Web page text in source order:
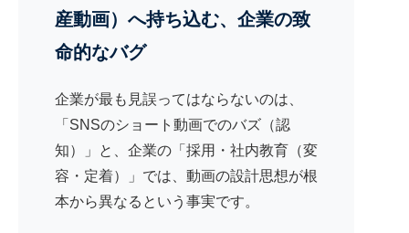
産動画）へ持ち込む、企業の致
命的なバグ
企業が最も見誤ってはならないのは、
「SNSのショート動画でのバズ（認
知）」と、企業の「採用・社内教育（変
容・定着）」では、動画の設計思想が根
本から異なるという事実です。